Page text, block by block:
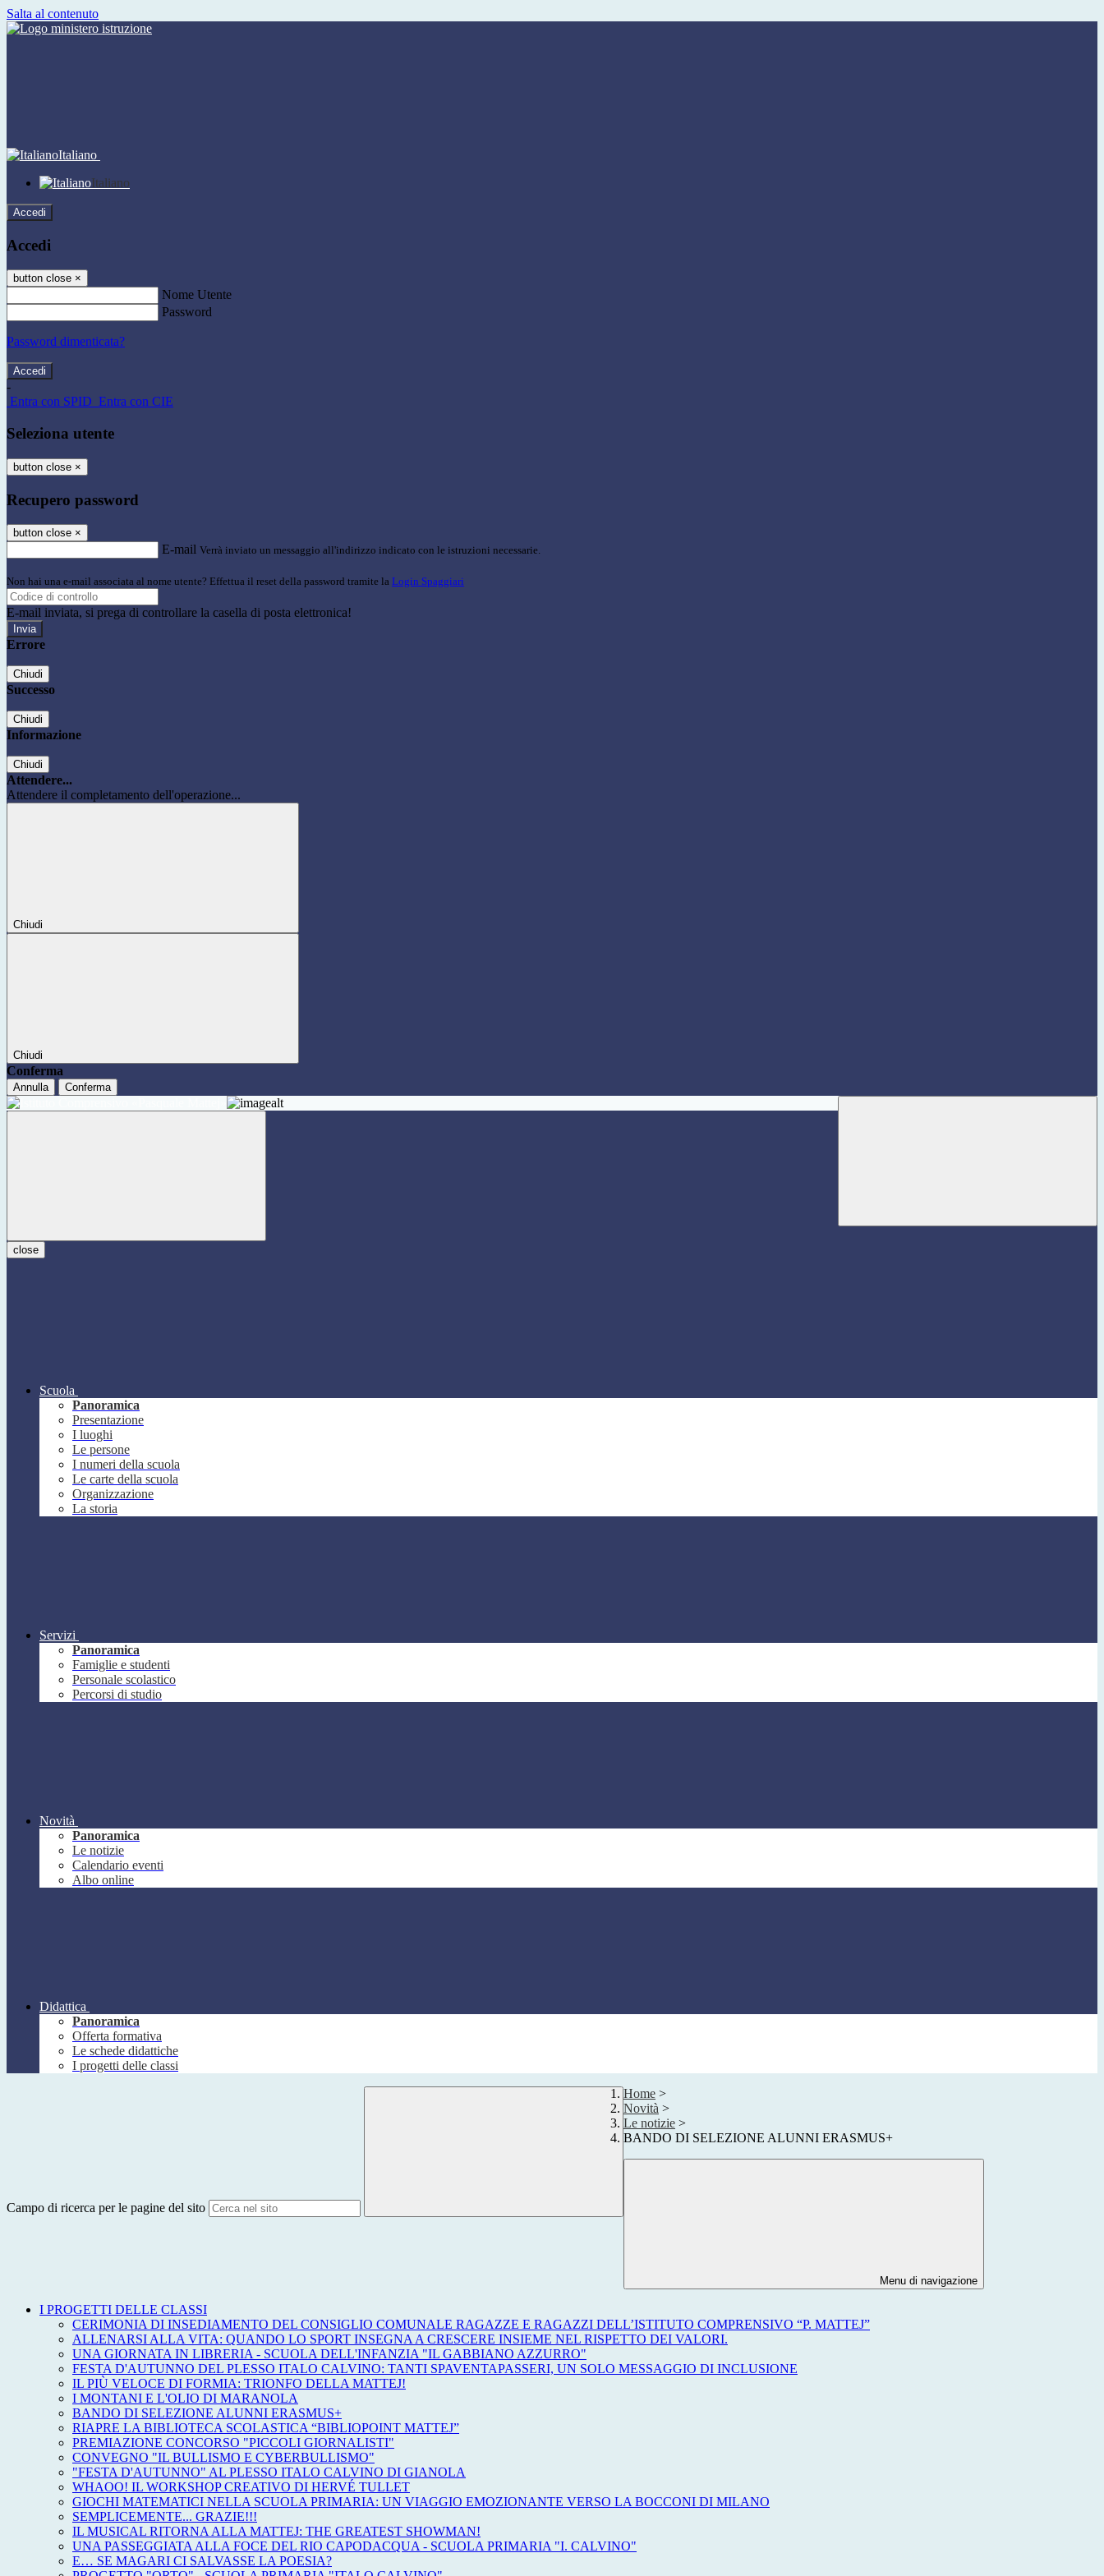
Salta al contenuto
Italiano
Italiano
Accedi
Accedi
button close ×
Nome Utente
Password
Password dimenticata?
-
Entra con SPID Entra con CIE
Seleziona utente
button close ×
Recupero password
button close ×
E-mail Verrà inviato un messaggio all'indirizzo indicato con le istruzioni necessarie.
Non hai una e-mail associata al nome utente? Effettua il reset della password tramite la Login Spaggiari
E-mail inviata, si prega di controllare la casella di posta elettronica!
Errore
Chiudi
Successo
Chiudi
Informazione
Chiudi
Attendere...
Attendere il completamento dell'operazione...
Chiudi
Chiudi
Conferma
Annulla Conferma
close
Scuola
Panoramica
Presentazione
I luoghi
Le persone
I numeri della scuola
Le carte della scuola
Organizzazione
La storia
Servizi
Panoramica
Famiglie e studenti
Personale scolastico
Percorsi di studio
Novità
Panoramica
Le notizie
Calendario eventi
Albo online
Didattica
Panoramica
Offerta formativa
Le schede didattiche
I progetti delle classi
Campo di ricerca per le pagine del sito
Home >
Novità >
Le notizie >
BANDO DI SELEZIONE ALUNNI ERASMUS+
Menu di navigazione
I PROGETTI DELLE CLASSI
CERIMONIA DI INSEDIAMENTO DEL CONSIGLIO COMUNALE RAGAZZE E RAGAZZI DELL’ISTITUTO COMPRENSIVO “P. MATTEJ”
ALLENARSI ALLA VITA: QUANDO LO SPORT INSEGNA A CRESCERE INSIEME NEL RISPETTO DEI VALORI.
UNA GIORNATA IN LIBRERIA - SCUOLA DELL'INFANZIA "IL GABBIANO AZZURRO"
FESTA D'AUTUNNO DEL PLESSO ITALO CALVINO: TANTI SPAVENTAPASSERI, UN SOLO MESSAGGIO DI INCLUSIONE
IL PIÙ VELOCE DI FORMIA: TRIONFO DELLA MATTEJ!
I MONTANI E L'OLIO DI MARANOLA
BANDO DI SELEZIONE ALUNNI ERASMUS+
RIAPRE LA BIBLIOTECA SCOLASTICA “BIBLIOPOINT MATTEJ”
PREMIAZIONE CONCORSO "PICCOLI GIORNALISTI"
CONVEGNO "IL BULLISMO E CYBERBULLISMO"
"FESTA D'AUTUNNO" AL PLESSO ITALO CALVINO DI GIANOLA
WHAOO! IL WORKSHOP CREATIVO DI HERVÉ TULLET
GIOCHI MATEMATICI NELLA SCUOLA PRIMARIA: UN VIAGGIO EMOZIONANTE VERSO LA BOCCONI DI MILANO
SEMPLICEMENTE... GRAZIE!!!
IL MUSICAL RITORNA ALLA MATTEJ: THE GREATEST SHOWMAN!
UNA PASSEGGIATA ALLA FOCE DEL RIO CAPODACQUA - SCUOLA PRIMARIA "I. CALVINO"
E… SE MAGARI CI SALVASSE LA POESIA?